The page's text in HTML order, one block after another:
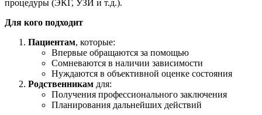
процедуры (ЭКГ, УЗИ и т.д.).
Для кого подходит
Пациентам, которые:
Впервые обращаются за помощью
Сомневаются в наличии зависимости
Нуждаются в объективной оценке состояния
Родственникам для:
Получения профессионального заключения
Планирования дальнейших действий